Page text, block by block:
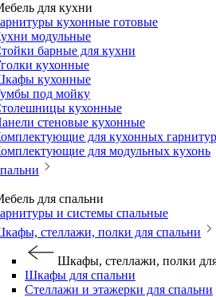
для кухни
кухонные готовые
модульные
барные для кухни
кухонные
кухонные
под мойку
кухонные
стеновые кухонные
для кухонных
для модульных кухонь
для спальни
и системы спальные
стеллажи, полки для спальни
Шкафы, стеллажи, полки
Шкафы для спальни
Стеллажи и этажерки для спальни